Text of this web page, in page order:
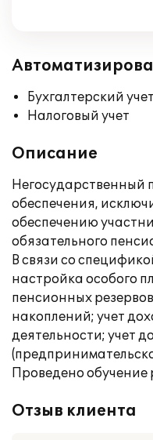
Бухгалтерский учет
Налоговый учет
Описание
Негосударственный
обеспечения,
обеспечению
обязательного
В связи со
настройка особого
пенсионных
накоплений; учет
деятельности; учет
Проведено обучение
Отзыв клиента